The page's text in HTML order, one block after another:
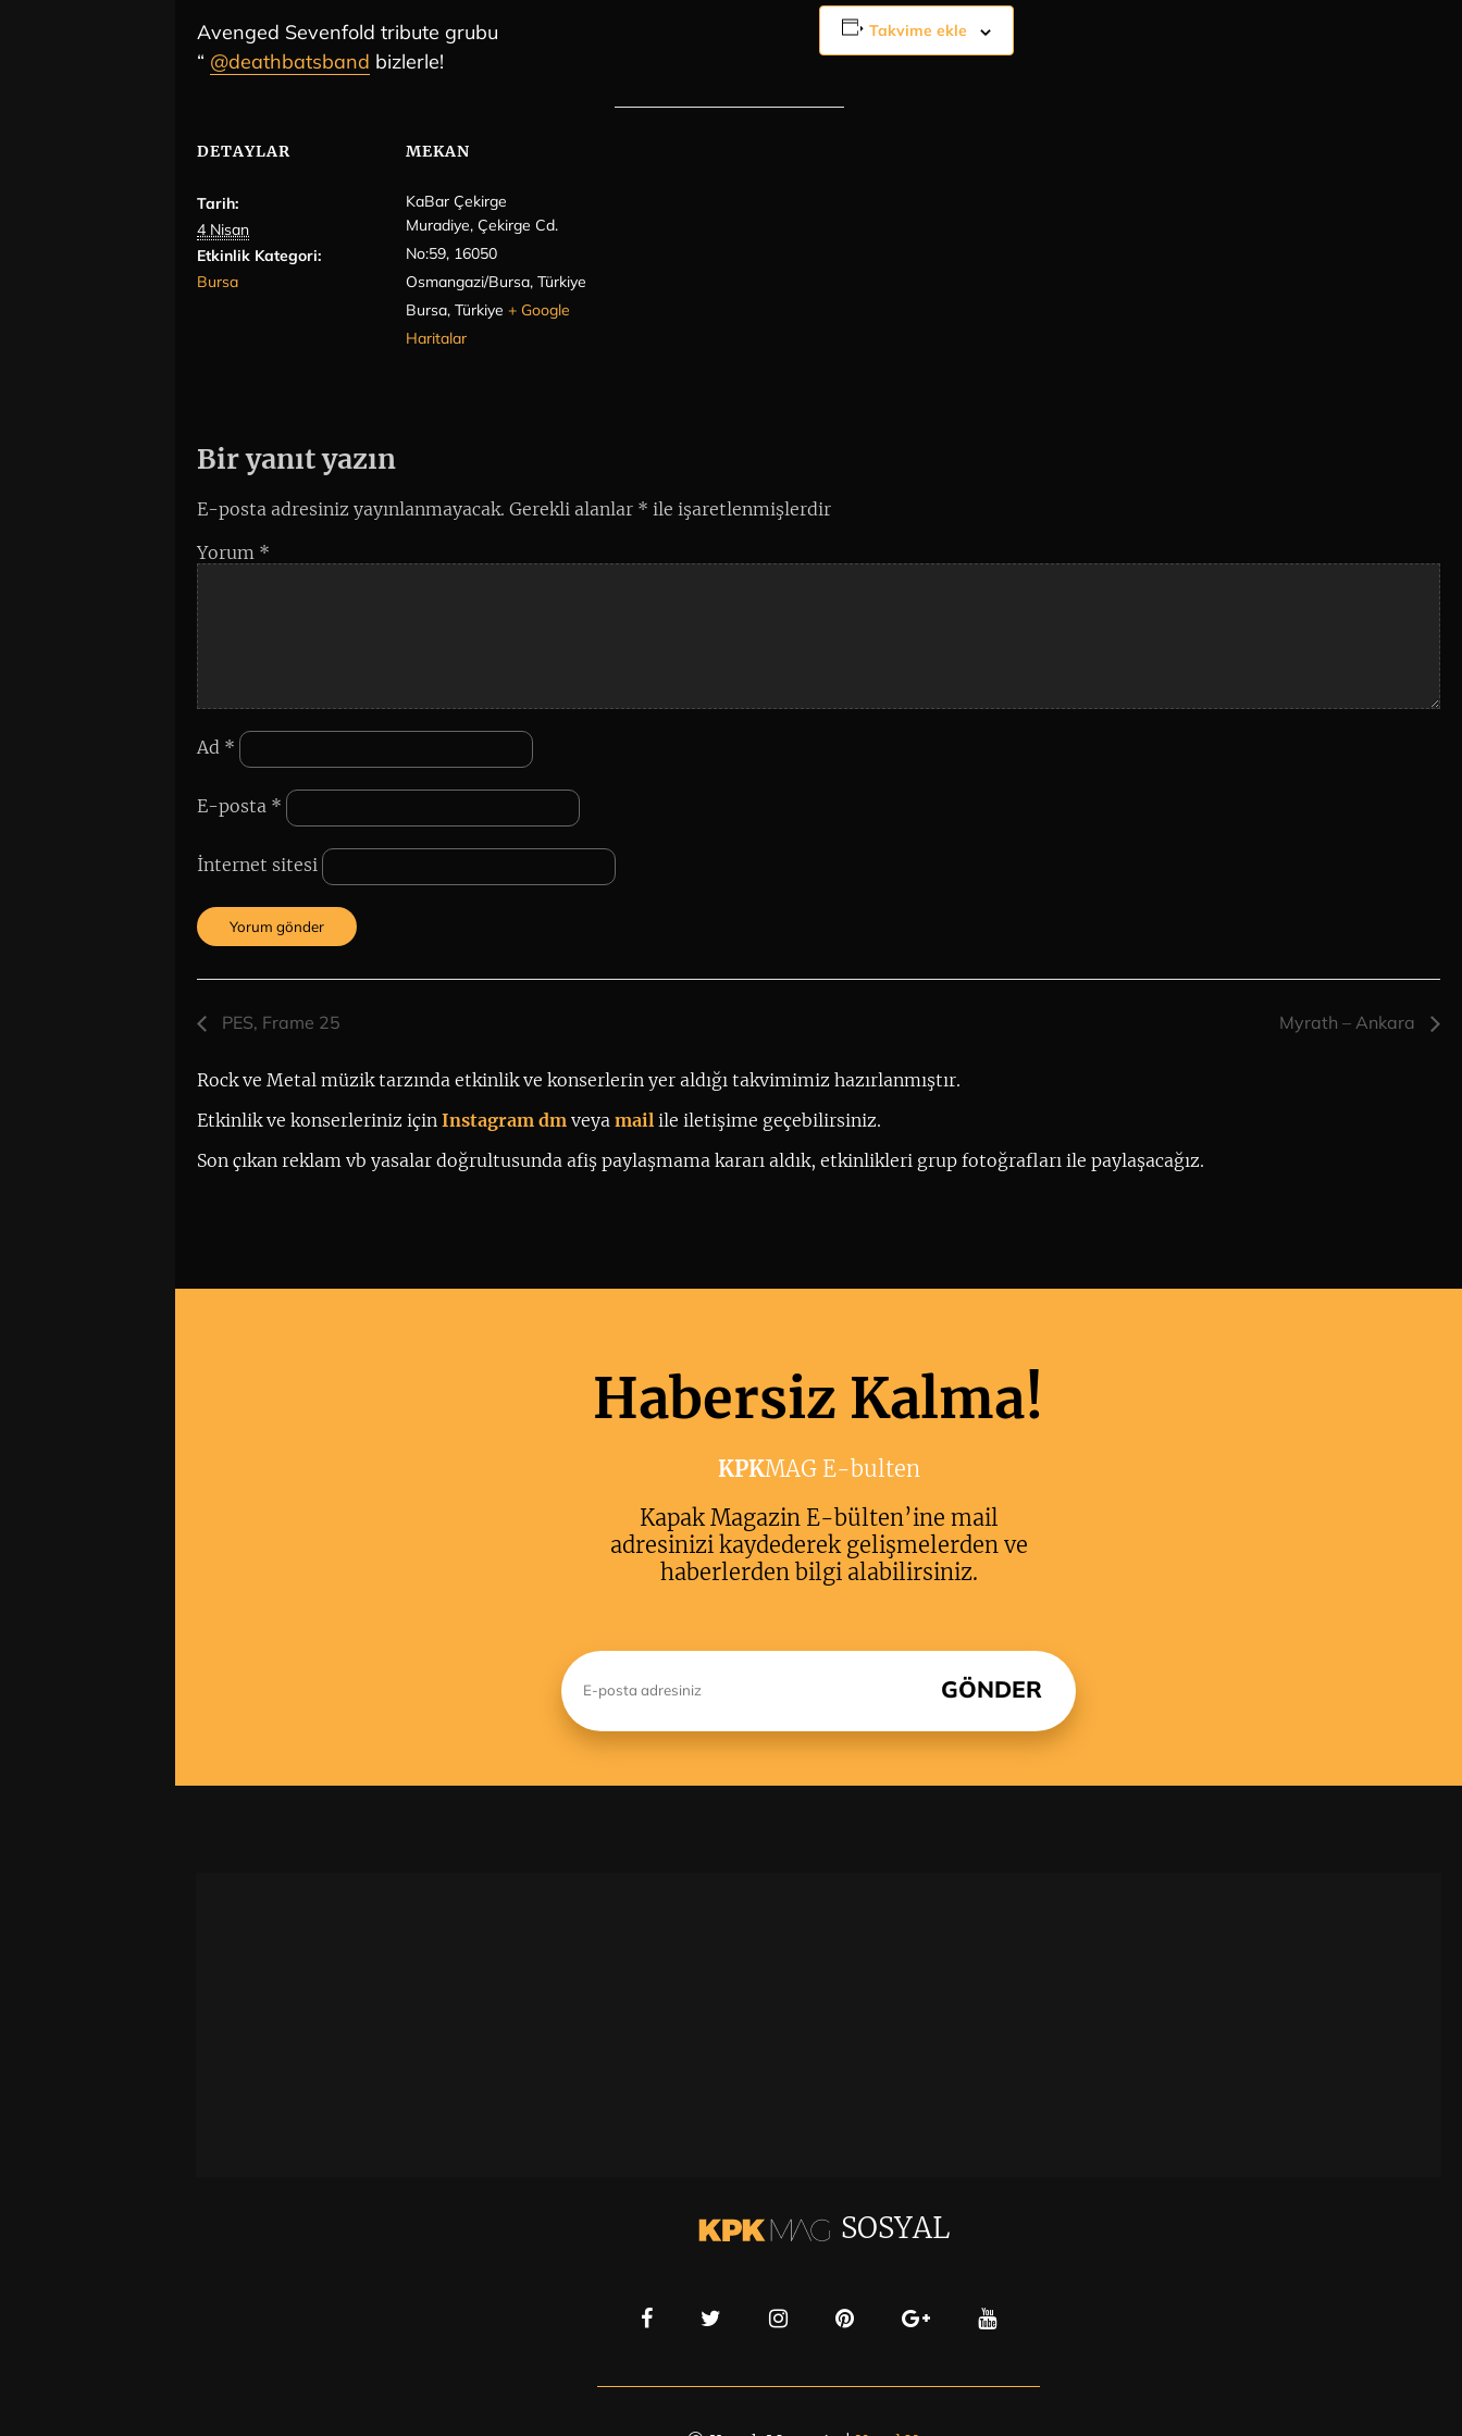
Avenged Sevenfold tribute grubu
“ @deathbatsband bizlerle!
Takvime ekle
DETAYLAR
Tarih:
4 Nisan
Etkinlik Kategori:
Bursa
MEKAN
KaBar Çekirge
Muradiye, Çekirge Cd.
No:59, 16050
Osmangazi/Bursa, Türkiye
Bursa, Türkiye + Google
Haritalar
Bir yanıt yazın
E-posta adresiniz yayınlanmayacak. Gerekli alanlar * ile işaretlenmişlerdir
Yorum *
Ad *
E-posta *
İnternet sitesi
PES, Frame 25 Myrath – Ankara
Rock ve Metal müzik tarzında etkinlik ve konserlerin yer aldığı takvimimiz hazırlanmıştır.
Etkinlik ve konserleriniz için Instagram dm veya mail ile iletişime geçebilirsiniz.
Son çıkan reklam vb yasalar doğrultusunda afiş paylaşmama kararı aldık, etkinlikleri grup fotoğrafları ile paylaşacağız.
Habersiz Kalma!
KPKMAG E-bulten
Kapak Magazin E-bülten’ine mail
adresinizi kaydederek gelişmelerden ve
haberlerden bilgi alabilirsiniz.
SOSYAL